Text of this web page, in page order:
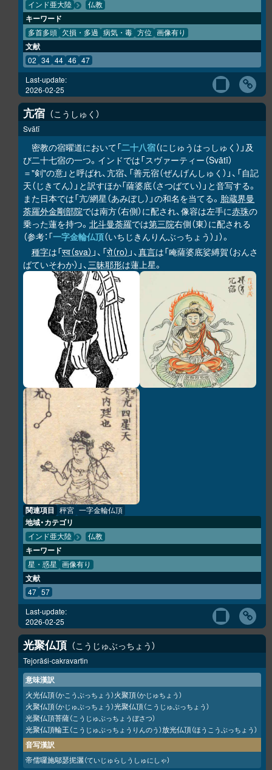
インド亜大陸 仏教
キーワード
多首多頭 欠損・多過 病気・毒 方位 画像有り
文献
02 34 44 46 47
Last-update:
2026-02-25
亢宿 こうしゅく
Svātī
密教の宿曜道において「二十八宿（にじゅうはっしゅく）」及
び二十七宿の一つ。インドでは「スヴァーティー（Svātī）
＝"剣"の意」と呼ばれ、亢宿、「善元宿（ぜんげんしゅく）」、「自記
天（じきてん）」と訳すほか「薩婆底（さつばてい）」と音写する。
また日本では「亢/網星（あみぼし）」の和名を当てる。 胎蔵界曼
荼羅外金剛部院では南方（右側）に配され、像容は左手に赤珠の
乗った蓮を持つ。 北斗曼荼羅では第三院右側（東）に配される
（参考：「一字金輪仏頂（いちじきんりんぶっちょう）」）。
種字は「स्व（sva） 」、「रो（ro） 」、真言は「唵薩婆底娑縛賀（おんさ
ばていそわか）」、三昧耶形は蓮上星。
関連項目 秤宮 一字金輪仏頂
地域・カテゴリ
インド亜大陸 仏教
キーワード
星・惑星 画像有り
文献
47 57
Last-update:
2026-02-25
光聚仏頂 こうじゅぶっちょう
Tejorāśi-cakravartin
意味漢訳
火光仏頂（かこうぶっちょう）火聚頂（かじゅちょう）
火聚仏頂（かじゅぶっちょう）光聚仏頂（こうじゅぶっちょう）
光聚仏頂菩薩（こうじゅぶっちょうぼさつ）
光聚仏頂輪王（こうじゅぶっちょうりんのう）放光仏頂（ほうこうぶっちょう）
音写漢訳
帝儒囉施鄔瑟抳灑（ていじゅらしうしゅにしゃ）